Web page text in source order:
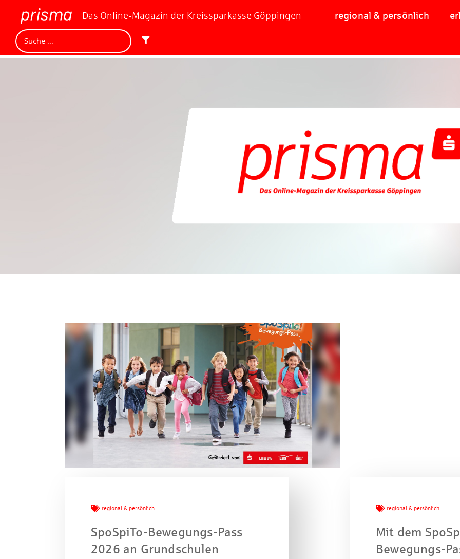
Das Online-Magazin der Kreissparkasse Göppingen regional & persönlich
regional & persönlich
SpoSpiTo-Bewegungs-Pass
2026 an Grundschulen
regional & persönlich
Mit dem
Bewegungs-
Jetzt mitmachen und
Welches Jubiläum feiert die Kreissparkasse